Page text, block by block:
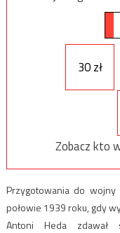
30 zł
Zobacz kto
Przygotowania do
połowie 1939 roku, gdy
Antoni Heda zdawał